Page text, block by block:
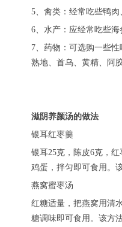
5、禽类：经常吃些鸭肉
6、水产：应经常吃些海
7、药物：可选购一些
熟地、首乌、黄精、阿
滋阴养颜汤的做法
银耳红枣羹
银耳25克，陈皮6克，
鸡蛋，拌匀即可食用。
燕窝蜜枣汤
红糖适量，把燕窝用清
糖调味即可食用。该方